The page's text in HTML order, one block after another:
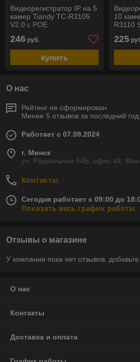
Видеорегистратор IP на 5
камер Tiandy TC-R3105
V2.0 с POE
246 руб.
Купить
10
R3110
225
О нас
Рейтинг не сформирован
Менее 5 отзывов за последний год
Работает с 07.09.2024
г. Минск
ул. Радиальная 54Б, офис 48,
Контакты
Сегодня работает с 09:00 до
Показать весь график работы
Отзывы о магазине
У компании пока нет отзывов,
О нас
Контакты
Доставка и оплата